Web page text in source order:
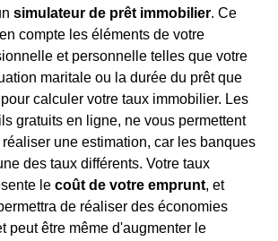
simulateur de prêt immobilier. Ce
compte les éléments de votre
et personnelle telles que votre
maritale ou la durée du prêt que
calculer votre taux immobilier. Les
gratuits en ligne, ne vous permettent
une estimation, car les banques
des taux différents. Votre taux
le coût de votre emprunt, et
de réaliser des économies
peut être même d'augmenter le